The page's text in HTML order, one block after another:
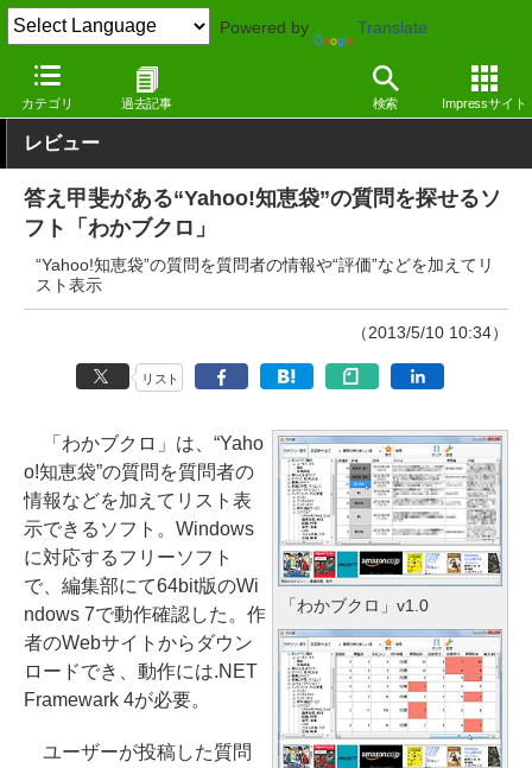
Powered by Translate
カテゴリ 過去記事 検索 Impressサイト
窓の杜 インターネット Windows
レビュー
答え甲斐がある“Yahoo!知恵袋”の質問を探せるソ
フト「わかブクロ」
“Yahoo!知恵袋”の質問を質問者の情報や“評価”などを加えてリ
スト表示
（2013/5/10 10:34）
リスト
「わかブクロ」v1.0
「わかブクロ」は、“Yaho
o!知恵袋”の質問を質問者の
情報などを加えてリスト表
示できるソフト。Windows
に対応するフリーソフト
で、編集部にて64bit版のWi
ndows 7で動作確認した。作
者のWebサイトからダウン
ロードでき、動作には.NET
Framewark 4が必要。
ユーザーが投稿した質問